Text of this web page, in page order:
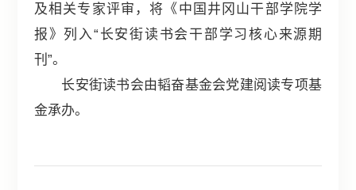
及相关专家评审，将《中国井冈山干部学院学
报》列入“长安街读书会干部学习核心来源期
刊”。
长安街读书会由韬奋基金会党建阅读专项基
金承办。